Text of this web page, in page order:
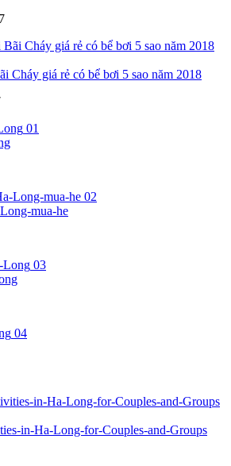
Cháy giá rẻ có bể bơi 5 sao năm 2018
01
02
mua-he
03
04
in-Ha-Long-for-Couples-and-Groups